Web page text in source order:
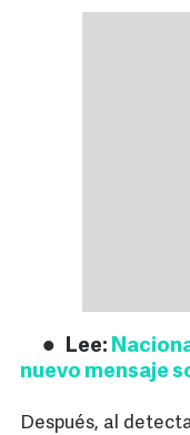
Lee:
nuevo mensaje
Después, al